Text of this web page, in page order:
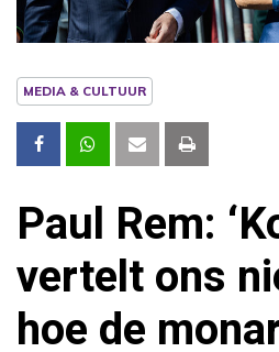
MEDIA & CULTUUR
Paul Rem:
vertelt ons
hoe de